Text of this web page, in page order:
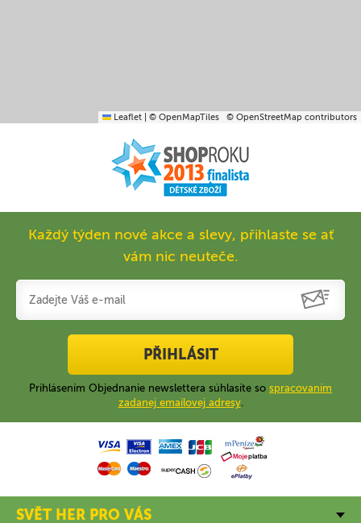
Leaflet © OpenMapTiles © OpenStreetMap contributors
Každý týden nové akce a slevy, přihlaste se ať
vám nic neuteče.
PŘIHLÁSIT
Prihlásením Objednanie newslettera súhlasíte so spracovaním
zadanej emailovej adresy.
SVĚT HER PRO VÁS